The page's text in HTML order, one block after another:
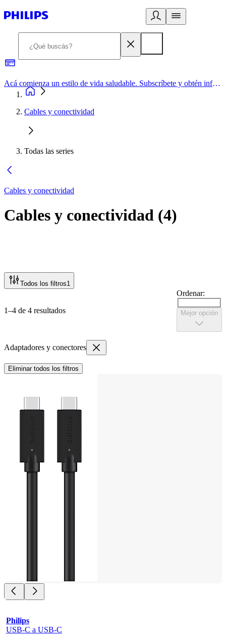
Acá comienza un estilo de vida saludable. Subscríbete y obtén información de primera mano
Cables y conectividad
Todas las series
Cables y conectividad
Cables y conectividad (4)
Todos los filtros1
1–4 de 4 resultados
Ordenar:
Mejor opción
Adaptadores y conectores
Eliminar todos los filtros
Philips
USB-C a USB-C